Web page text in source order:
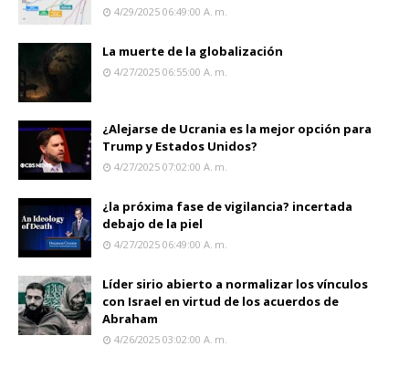
4/29/2025 06:49:00 A. M.
La muerte de la globalización
4/27/2025 06:55:00 A. M.
¿Alejarse de Ucrania es la mejor opción para
Trump y Estados Unidos?
4/27/2025 07:02:00 A. M.
¿la próxima fase de vigilancia? incertada
debajo de la piel
4/27/2025 06:49:00 A. M.
Líder sirio abierto a normalizar los vínculos
con Israel en virtud de los acuerdos de
Abraham
4/26/2025 03:02:00 A. M.